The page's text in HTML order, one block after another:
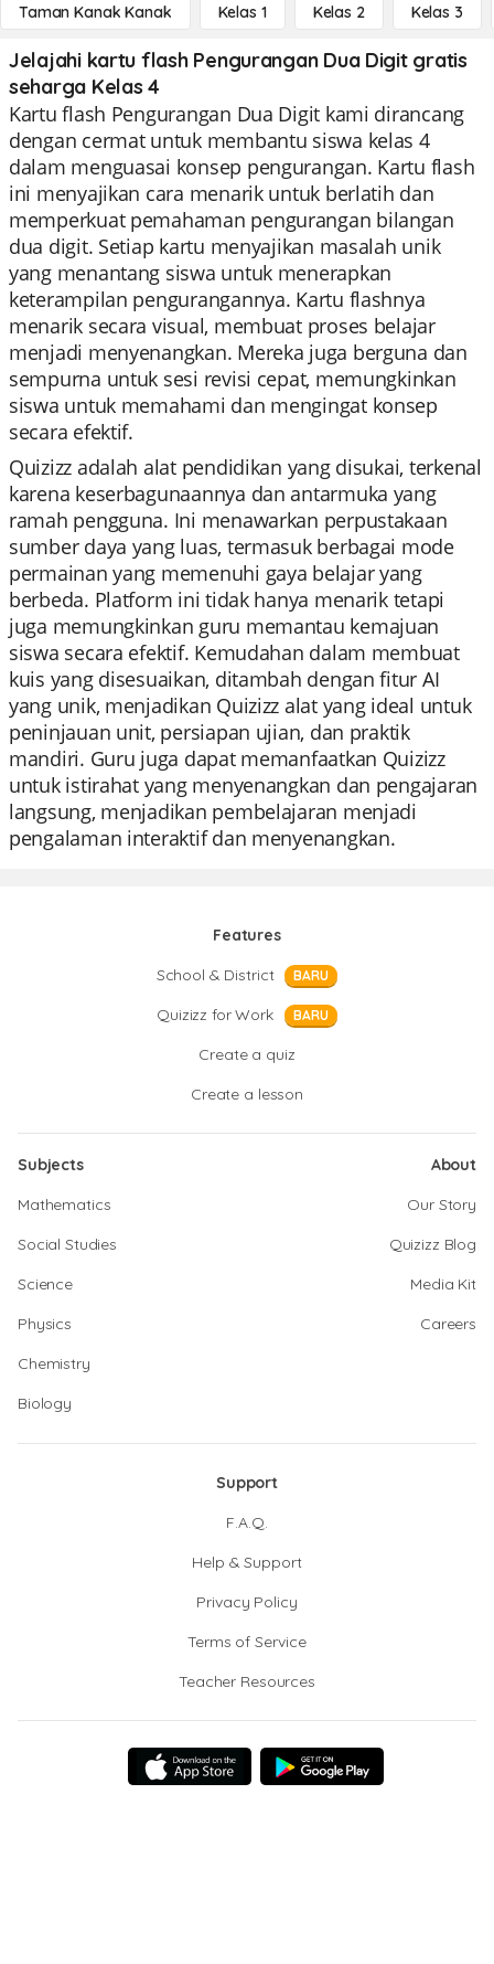
Taman Kanak Kanak Kelas 1 Kelas 2 Kelas 3
Jelajahi kartu flash Pengurangan Dua Digit gratis
seharga Kelas 4
Kartu flash Pengurangan Dua Digit kami dirancang
dengan cermat untuk membantu siswa kelas 4
dalam menguasai konsep pengurangan. Kartu flash
ini menyajikan cara menarik untuk berlatih dan
memperkuat pemahaman pengurangan bilangan
dua digit. Setiap kartu menyajikan masalah unik
yang menantang siswa untuk menerapkan
keterampilan pengurangannya. Kartu flashnya
menarik secara visual, membuat proses belajar
menjadi menyenangkan. Mereka juga berguna dan
sempurna untuk sesi revisi cepat, memungkinkan
siswa untuk memahami dan mengingat konsep
secara efektif.
Quizizz adalah alat pendidikan yang disukai, terkenal
karena keserbagunaannya dan antarmuka yang
ramah pengguna. Ini menawarkan perpustakaan
sumber daya yang luas, termasuk berbagai mode
permainan yang memenuhi gaya belajar yang
berbeda. Platform ini tidak hanya menarik tetapi
juga memungkinkan guru memantau kemajuan
siswa secara efektif. Kemudahan dalam membuat
kuis yang disesuaikan, ditambah dengan fitur AI
yang unik, menjadikan Quizizz alat yang ideal untuk
peninjauan unit, persiapan ujian, dan praktik
mandiri. Guru juga dapat memanfaatkan Quizizz
untuk istirahat yang menyenangkan dan pengajaran
langsung, menjadikan pembelajaran menjadi
pengalaman interaktif dan menyenangkan.
Features
School & District
BARU
Quizizz for Work BARU
Create a quiz
Create a lesson
Subjects
Mathematics
Social Studies
Science
Physics
Chemistry
Biology
About
Our Story
Quizizz Blog
Media Kit
Careers
Support
F.A.Q.
Help & Support
Privacy Policy
Terms of Service
Teacher Resources